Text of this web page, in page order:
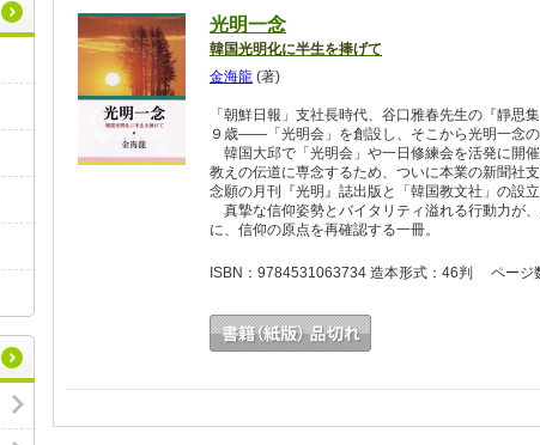
光明一念
韓国光明化に半生を捧げて
金海龍 (著)
「朝鮮日報」支社長時代、谷口雅春先生の『靜思
９歳――「光明会」を創設し、そこから光明一念の
韓国大邱で「光明会」や一日修練会を活発に開
教えの伝道に専念するため、ついに本業の新聞社
念願の月刊『光明』誌出版と「韓国教文社」の設立
真摯な信仰姿勢とバイタリティ溢れる行動力が
に、信仰の原点を再確認する一冊。
ISBN：9784531063734 造本形式：46判 ペー